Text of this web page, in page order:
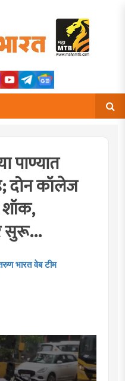
पाण्यात
दोन कॉलेज
शॉक,
सुरू...
भारत वेब टीम